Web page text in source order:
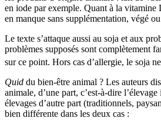
en iode par exemple. Quant à la vitamine
en manque sans supplémentation, végé
Le texte s’attaque aussi au soja et aux
problèmes supposés sont complètement
sur ce point. Hors cas d’allergie, le soja
Quid du bien-être animal ? Les auteurs
animale, d’une part, c’est-à-dire
élevages d’autre part (traditionnels,
bien différente dans les deux cas :